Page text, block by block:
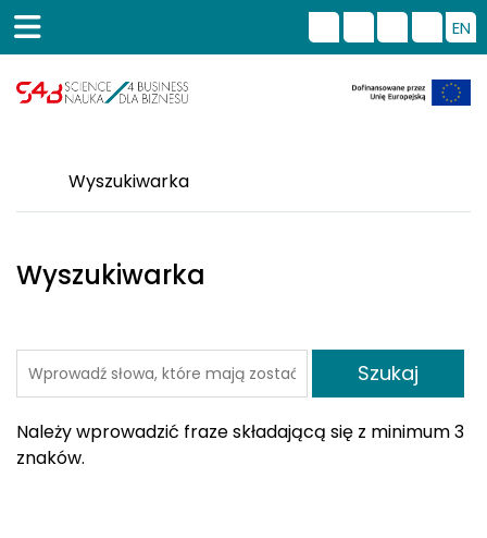
EN
Wyszukiwarka
Wyszukiwarka
Szukaj
Należy wprowadzić fraze składającą się z minimum 3
znaków.